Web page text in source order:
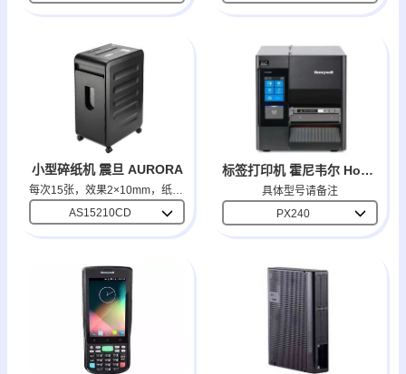
小型碎纸机 震旦 AURORA
每次15张，效果2×10mm，纸箱30L
AS15210CD
标签打印机 霍尼韦尔 Honeywell
具体型号请备注
PX240